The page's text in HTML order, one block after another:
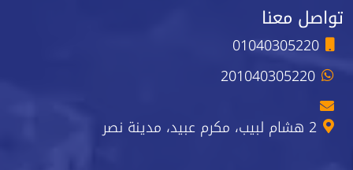
تواصل معنا
01040305220
201040305220
2 هشام لبيب، مكرم عبيد، مدينة نصر